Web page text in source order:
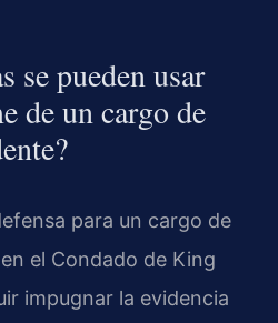
se pueden usar
de un cargo de
para un cargo de
el Condado de King
impugnar la evidencia